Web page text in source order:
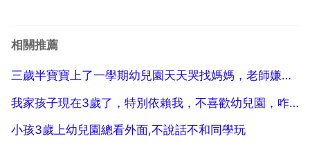
的歷史重任。當一名教師容易，但是要當一名好幼兒教
相關推薦
三歲半寶寶上了一學期幼兒園天天哭找媽媽，老師嫌煩罰她站多小時，該怎麼辦
我家孩子現在3歲了，特別依賴我，不喜歡幼兒園，咋辦啊
小孩3歲上幼兒園總看外面,不說話不和同學玩